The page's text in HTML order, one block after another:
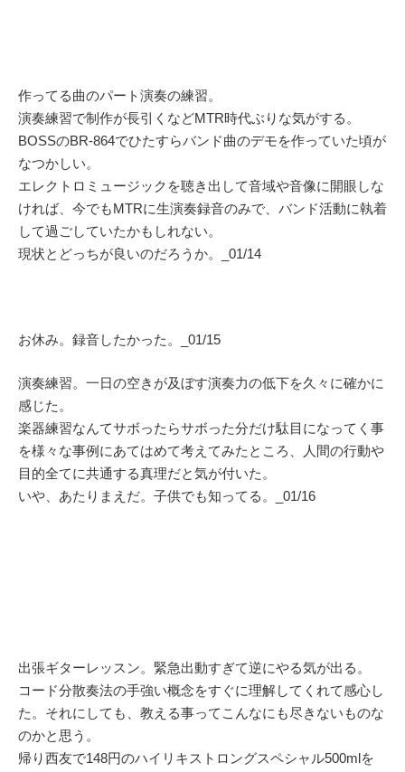
作ってる曲のパート演奏の練習。
演奏練習で制作が長引くなどMTR時代ぶりな気がする。
BOSSのBR-864でひたすらバンド曲のデモを作っていた頃が
なつかしい。
エレクトロミュージックを聴き出して音域や音像に開眼しな
ければ、今でもMTRに生演奏録音のみで、バンド活動に執着
して過ごしていたかもしれない。
現状とどっちが良いのだろうか。_01/14
お休み。録音したかった。_01/15
演奏練習。一日の空きが及ぼす演奏力の低下を久々に確かに
感じた。
楽器練習なんてサボったらサボった分だけ駄目になってく事
を様々な事例にあてはめて考えてみたところ、人間の行動や
目的全てに共通する真理だと気が付いた。
いや、あたりまえだ。子供でも知ってる。_01/16
出張ギターレッスン。緊急出動すぎて逆にやる気が出る。
コード分散奏法の手強い概念をすぐに理解してくれて感心し
た。それにしても、教える事ってこんなにも尽きないものな
のかと思う。
帰り西友で148円のハイリキストロングスペシャル500mlを